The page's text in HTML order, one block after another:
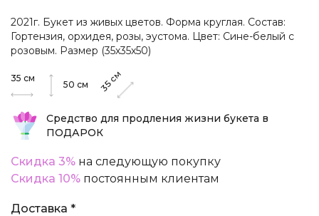
2021г. Букет из живых цветов. Форма круглая. Состав:
Гортензия, орхидея, розы, эустома. Цвет: Сине-белый с
розовым. Размер (35х35х50)
35 см
50 см 35см
Средство для продления жизни букета в
ПОДАРОК
Скидка 3% на следующую покупку
Скидка 10% постоянным клиентам
Доставка *